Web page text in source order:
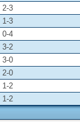
2-3
1-3
0-4
3-2
3-0
2-0
1-2
1-2